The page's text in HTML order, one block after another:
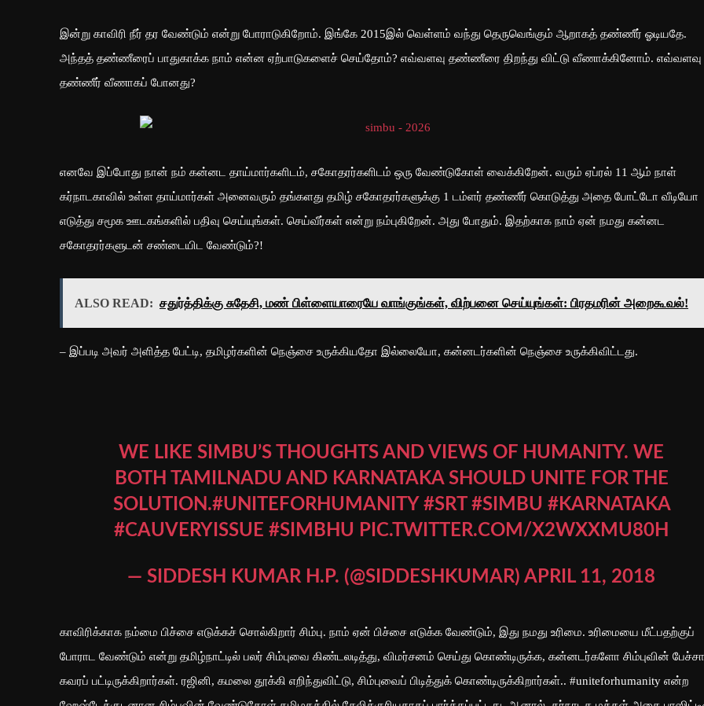
இன்று காவிரி நீர் தர வேண்டும் என்று போராடுகிறோம். இங்கே 2015இல் வெள்ளம் வந்து தெருவெங்கும் ஆறாகத் தண்ணீர் ஓடியதே.
அந்தத் தண்ணீரைப் பாதுகாக்க நாம் என்ன ஏற்பாடுகளைச் செய்தோம்? எவ்வளவு தண்ணீரை திறந்து விட்டு வீணாக்கினோம். எவ்வளவு
தண்ணீர் வீணாகப் போனது?
எனவே இப்போது நான் நம் கன்னட தாய்மார்களிடம், சகோதரர்களிடம் ஒரு வேண்டுகோள் வைக்கிறேன். வரும் ஏப்ரல் 11 ஆம் நாள்
கர்நாடகாவில் உள்ள தாய்மார்கள் அனைவரும் தங்களது தமிழ் சகோதரர்களுக்கு 1 டம்ளர் தண்ணீர் கொடுத்து அதை போட்டோ வீடியோ
எடுத்து சமூக ஊடகங்களில் பதிவு செய்யுங்கள். செய்வீர்கள் என்று நம்புகிறேன். அது போதும். இதற்காக நாம் ஏன் நமது கன்னட
சகோதரர்களுடன் சண்டையிட வேண்டும்?!
ALSO READ: சதுர்த்திக்கு சுதேசி, மண் பிள்ளையாரையே வாங்குங்கள், விற்பனை செய்யுங்கள்: பிரதமரின் அறைகூவல்!
– இப்படி அவர் அளித்த பேட்டி, தமிழர்களின் நெஞ்சை உருக்கியதோ இல்லையோ, கன்னடர்களின் நெஞ்சை உருக்கிவிட்டது.
WE LIKE SIMBU’S THOUGHTS AND VIEWS OF HUMANITY. WE
BOTH TAMILNADU AND KARNATAKA SHOULD UNITE FOR THE
SOLUTION.#UNITEFORHUMANITY #SRT #SIMBU #KARNATAKA
#CAUVERYISSUE #SIMBHU PIC.TWITTER.COM/X2WXXMU80H
— SIDDESH KUMAR H.P. (@SIDDESHKUMAR)APRIL 11, 2018
காவிரிக்காக நம்மை பிச்சை எடுக்கச் சொல்கிறார் சிம்பு. நாம் ஏன் பிச்சை எடுக்க வேண்டும், இது நமது உரிமை. உரிமையை மீட்பதற்குப்
போராட வேண்டும் என்று தமிழ்நாட்டில் பலர் சிம்புவை கிண்டலடித்து, விமர்சனம் செய்து கொண்டிருக்க, கன்னடர்களோ சிம்புவின்
கவரப் பட்டிருக்கிறார்கள். ரஜினி, கமலை தூக்கி எறிந்துவிட்டு, சிம்புவைப் பிடித்துக் கொண்டிருக்கிறார்கள்.. #uniteforhumanity என்ற